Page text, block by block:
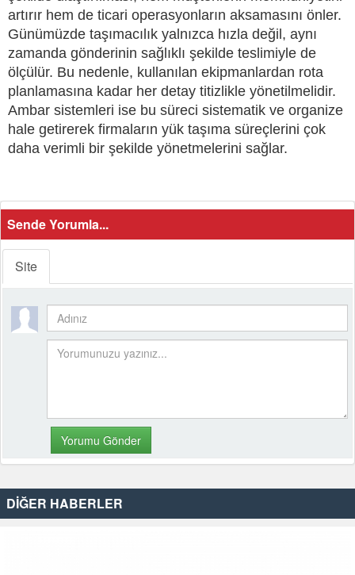
artırır hem de ticari operasyonların aksamasını önler.
Günümüzde taşımacılık yalnızca hızla değil, aynı
zamanda gönderinin sağlıklı şekilde teslimiyle de
ölçülür. Bu nedenle, kullanılan ekipmanlardan rota
planlamasına kadar her detay titizlikle yönetilmelidir.
Ambar sistemleri ise bu süreci sistematik ve organize
hale getirerek firmaların yük taşıma süreçlerini çok
daha verimli bir şekilde yönetmelerini sağlar.
Sende Yorumla...
Site
DİĞER HABERLER